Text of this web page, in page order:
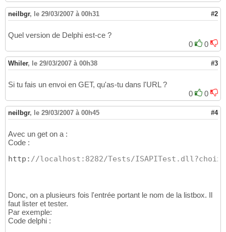
neilbgr, le 29/03/2007 à 00h31 #2
Quel version de Delphi est-ce ?
0
0
Whiler, le 29/03/2007 à 00h38 #3
Si tu fais un envoi en GET, qu'as-tu dans l'URL ?
0
0
neilbgr, le 29/03/2007 à 00h45 #4
Avec un get on a :
Code :
http: //localhost:8282/Tests/
Donc, on a plusieurs fois l'entrée portant le nom de la listbox. Il
faut lister et tester.
Par exemple:
Code delphi :